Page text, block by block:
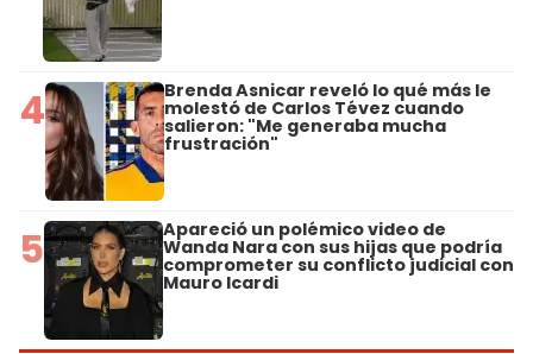
4 Brenda Asnicar reveló lo qué más le
molestó de Carlos Tévez cuando
salieron: "Me generaba mucha
frustración"
5 Apareció un polémico video de
Wanda Nara con sus hijas que podría
comprometer su conflicto judicial con
Mauro Icardi